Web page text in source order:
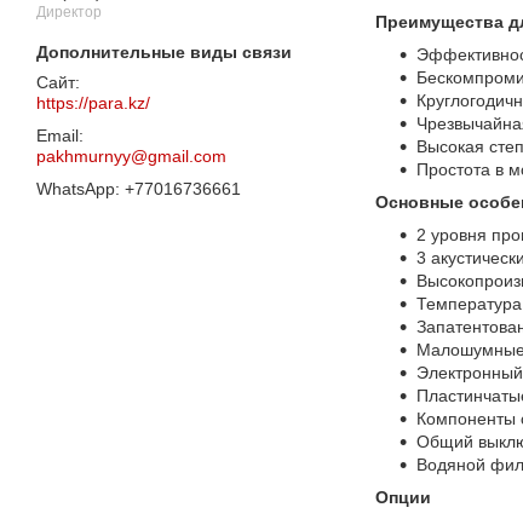
Директор
https://para.kz/
pakhmurnyy@gmail.com
+77016736661
Преимущества
Высокая
Простота в
Основные
2 уровня
3
Малошумные
Компоненты
Общий
Водяной
Опции